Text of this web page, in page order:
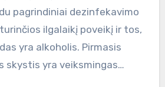
pagrindiniai dezinfekavimo
ilgalaikį poveikį ir tos,
yra alkoholis. Pirmasis
skystis yra veiksmingas…